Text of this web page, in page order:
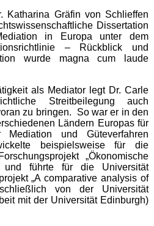
Katharina Gräfin von Schlieffen
Dissertation
in Europa unter dem
– Rückblick und
wurde magna cum laude
als Mediator legt Dr. Carle
Streitbeilegung auch
zu bringen. So war er in den
Ländern Europas für
Mediation und Güteverfahren
beispielsweise für die
„Ökonomische
und führte für die Universität
„A comparative analysis of
von der Universität
mit der Universität Edinburgh)